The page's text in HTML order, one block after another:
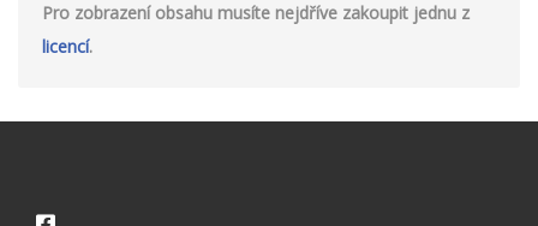
Pro zobrazení obsahu musíte nejdříve zakoupit jednu z
licencí.